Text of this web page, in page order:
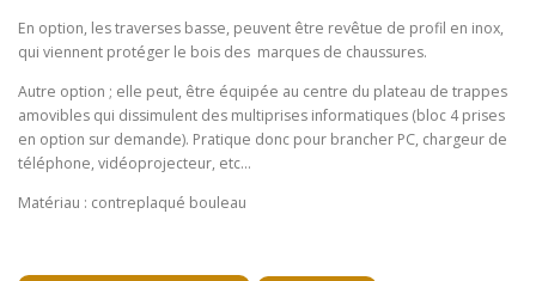
En option, les traverses basse, peuvent être revêtue de profil en inox,
qui viennent protéger le bois des marques de chaussures.
Autre option ; elle peut, être équipée au centre du plateau de trappes
amovibles qui dissimulent des multiprises informatiques (bloc 4 prises
en option sur demande). Pratique donc pour brancher PC, chargeur de
téléphone, vidéoprojecteur, etc…
Matériau : contreplaqué bouleau